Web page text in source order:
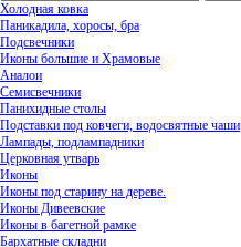
Холодная ковка
Паникадила, хоросы, бра
Подсвечники
Иконы большие и Храмовые
Аналои
Семисвечники
Панихидные столы
Подставки под ковчеги, водосвятные чаши
Лампады, подлампадники
Церковная утварь
Иконы
Иконы под старину на дереве.
Иконы Дивеевские
Иконы в багетной рамке
Бархатные складни